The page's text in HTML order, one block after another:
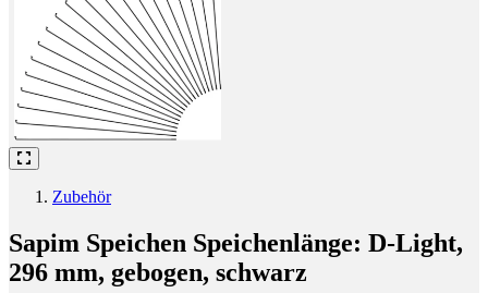
Zubehör
Sapim Speichen Speichenlänge: D-Light,
296 mm, gebogen, schwarz